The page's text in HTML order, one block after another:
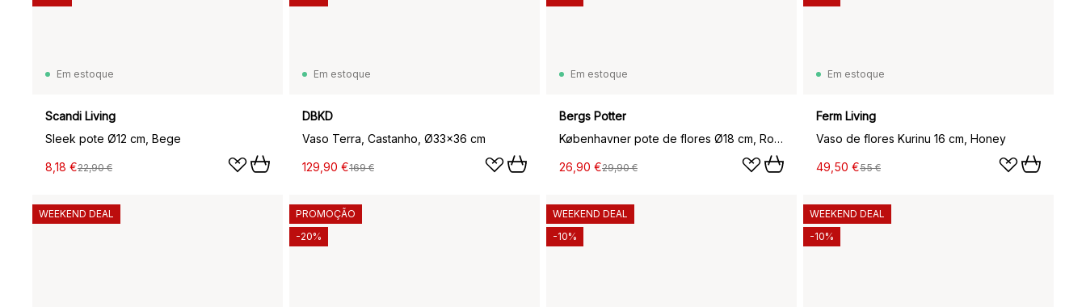
Em estoque
Scandi Living
Sleek pote Ø12 cm, Bege
8,18 €22,90 €
Em estoque
DBKD
Vaso Terra, Castanho, Ø33x36 cm
129,90 €169 €
Em estoque
Bergs Potter
Københavner pote de flores Ø18 cm, Rosa
26,90 €29,90 €
Em estoque
Ferm Living
Vaso de flores Kurinu 16 cm, Honey
49,50 €55 €
WEEKEND DEAL
PROMOÇÃO
-20%
WEEKEND DEAL
-10%
WEEKEND DEAL
-10%